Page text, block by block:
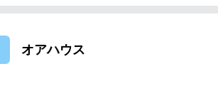
オアハウス